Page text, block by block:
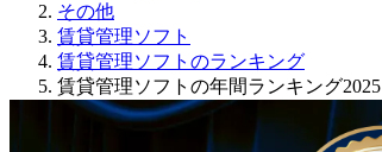
その他
賃貸管理ソフト
賃貸管理ソフトのランキング
賃貸管理ソフトの年間ランキング2025